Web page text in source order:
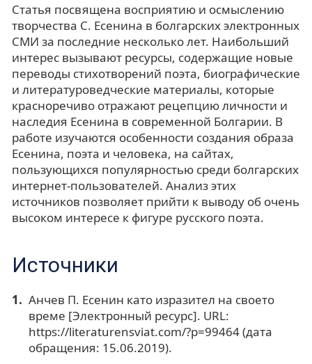
Статья посвящена восприятию и осмыслению
творчества С. Есенина в болгарских электронных
СМИ за последние несколько лет. Наибольший
интерес вызывают ресурсы, содержащие новые
переводы стихотворений поэта, биографические
и литературоведческие материалы, которые
красноречиво отражают рецепцию личности и
наследия Есенина в современной Болгарии. В
работе изучаются особенности создания образа
Есенина, поэта и человека, на сайтах,
пользующихся популярностью среди болгарских
интернет-пользователей. Анализ этих
источников позволяет прийти к выводу об очень
высоком интересе к фигуре русского поэта.
Источники
Анчев П. Есенин като изразител на своето
време [Электронный ресурс]. URL:
https://literaturensviat.com/?p=99464 (дата
обращения: 15.06.2019).